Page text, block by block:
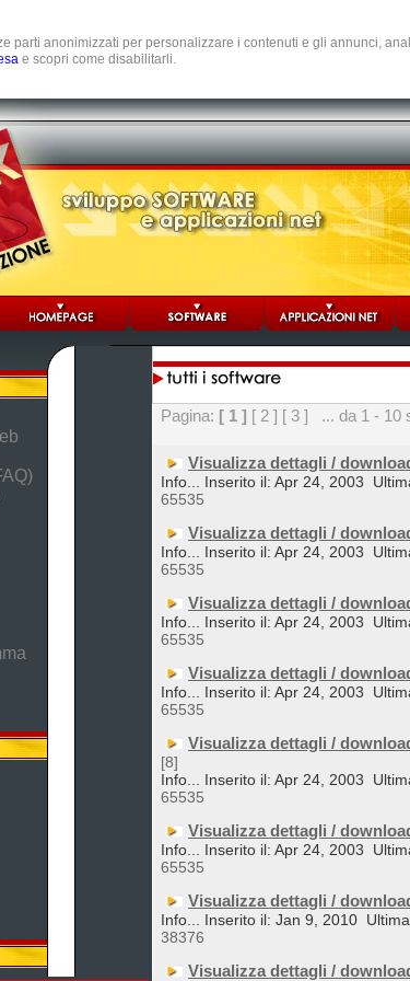
parti anonimizzati per personalizzare i contenuti e gli annunci,
e scopri come disabilitarli.
Pagina: [ 1 ] [ 2 ] [ 3 ] ... da 1 - 10
Visualizza dettagli /
Info... Inserito il: Apr 24, 2003
65535
Visualizza dettagli /
Info... Inserito il: Apr 24, 2003
65535
Visualizza dettagli /
Info... Inserito il: Apr 24, 2003
65535
Visualizza dettagli /
Info... Inserito il: Apr 24, 2003
65535
Visualizza dettagli /
[8]
Info... Inserito il: Apr 24, 2003
65535
Visualizza dettagli /
Info... Inserito il: Apr 24, 2003
65535
Visualizza dettagli /
Info... Inserito il: Jan 9, 2010
38376
Visualizza dettagli /